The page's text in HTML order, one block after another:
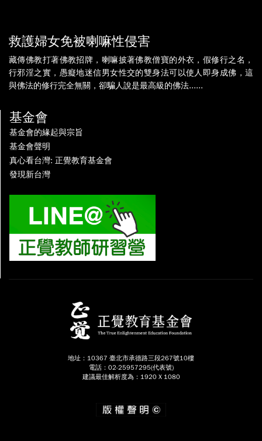
救護婦女免被喇嘛性侵害
藏傳佛教打著佛教招牌，喇嘛披著佛教僧寶的外衣，假修行之名，
行邪淫之實，愚癡地迷信男女性交的雙身法可以使人即身成佛，這
與佛法的修行完全無關，卻騙人說是最高級的佛法......
基金會
基金會的緣起與宗旨
基金會聲明
真心看台灣: 正覺教育基金會
發現新台灣
地址：10367 臺北市承德路三段267號10樓
電話：02-25957295(代表號)
建議最佳解析度為：1920 X 1080